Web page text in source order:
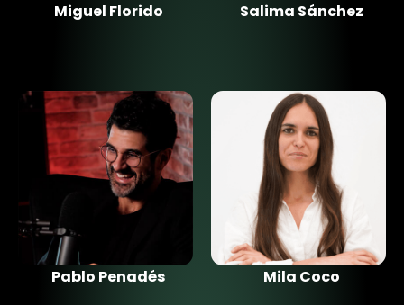
Miguel Florido Salima Sánchez
Pablo Penadés Mila Coco